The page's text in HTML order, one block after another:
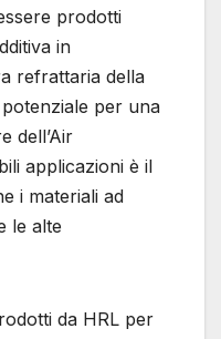
prodotti
in
refrattaria della
per una
dell’Air
applicazioni è il
i materiali ad
le alte
da HRL per